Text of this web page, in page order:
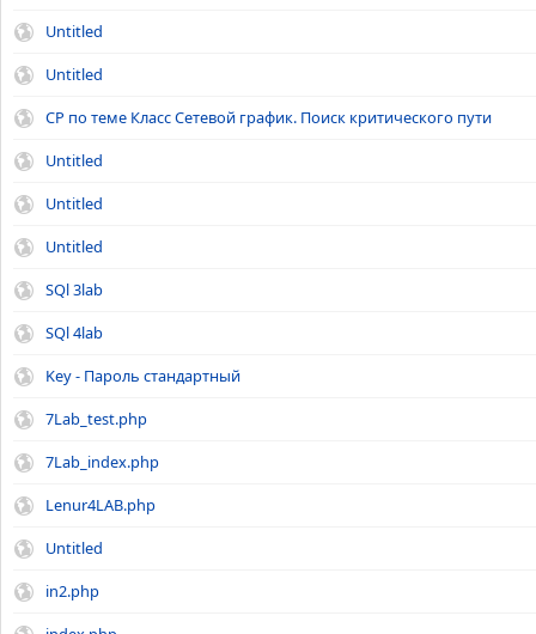
Untitled
Untitled
CР по теме Класс Сетевой график. Поиск критического пути
Untitled
Untitled
Untitled
SQl 3lab
SQl 4lab
Key - Пароль стандартный
7Lab_test.php
7Lab_index.php
Lenur4LAB.php
Untitled
in2.php